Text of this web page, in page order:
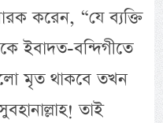
করেন, “যে ব্যক্তি
ইবাদত-বন্দিগীতে
মৃত থাকবে তখন
তাই